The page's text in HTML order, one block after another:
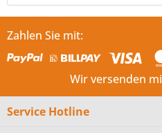
Zahlen Sie mit:
Wir versenden
Service Hotline